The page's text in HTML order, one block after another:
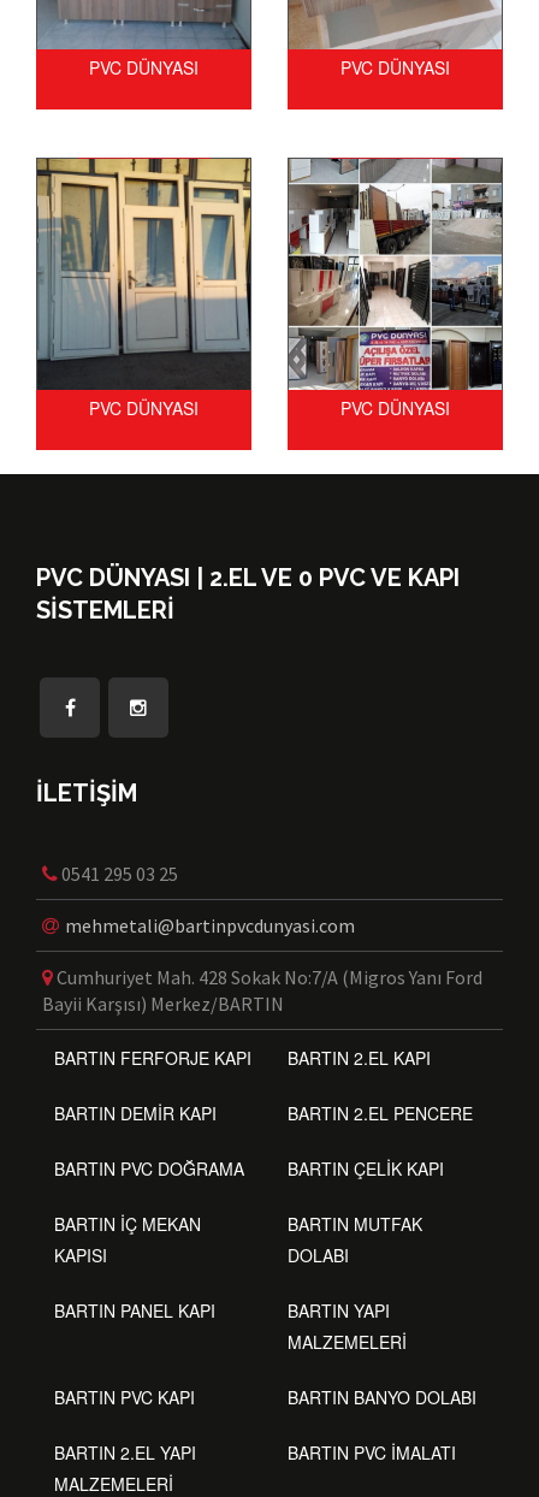
PVC DÜNYASI PVC DÜNYASI
PVC DÜNYASI PVC DÜNYASI
PVC DÜNYASI | 2.EL VE 0 PVC VE KAPI
SISTEMLERI
İLETİŞİM
0541 295 03 25
mehmetali@bartinpvcdunyasi.com
Cumhuriyet Mah. 428 Sokak No:7/A (Migros Yanı Ford
Bayii Karşısı) Merkez/BARTIN
BARTIN FERFORJE KAPI BARTIN 2.EL KAPI
BARTIN DEMİR KAPI BARTIN 2.EL PENCERE
BARTIN PVC DOĞRAMA BARTIN ÇELİK KAPI
BARTIN İÇ MEKAN
KAPISI
BARTIN MUTFAK
DOLABI
BARTIN PANEL KAPI
BARTIN YAPI
MALZEMELERİ
BARTIN PVC KAPI BARTIN BANYO DOLABI
BARTIN 2.EL YAPI
MALZEMELERİ
BARTIN PVC İMALATI